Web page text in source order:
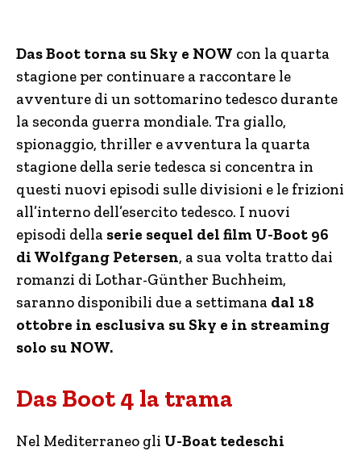
Das Boot torna su Sky e NOW con la quarta
stagione per continuare a raccontare le
avventure di un sottomarino tedesco durante
la seconda guerra mondiale. Tra giallo,
spionaggio, thriller e avventura la quarta
stagione della serie tedesca si concentra in
questi nuovi episodi sulle divisioni e le frizioni
all’interno dell’esercito tedesco. I nuovi
episodi della serie sequel del film U-Boot 96
di Wolfgang Petersen, a sua volta tratto dai
romanzi di Lothar-Günther Buchheim,
saranno disponibili due a settimana dal 18
ottobre in esclusiva su Sky e in streaming
solo su NOW.
Das Boot 4 la trama
Nel Mediterraneo gli U-Boat tedeschi